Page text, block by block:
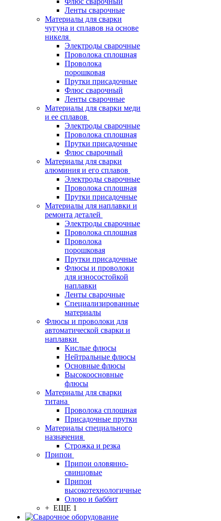
Ленты сварочные
Материалы для сварки
чугуна и сплавов на основе
никеля
Электроды сварочные
Проволока сплошная
Проволока
порошковая
Прутки присадочные
Флюс сварочный
Ленты сварочные
Материалы для сварки меди
и ее сплавов
Электроды сварочные
Проволока сплошная
Прутки присадочные
Флюс сварочный
Материалы для сварки
алюминия и его сплавов
Электроды сварочные
Проволока сплошная
Прутки присадочные
Материалы для наплавки и
ремонта деталей
Электроды сварочные
Проволока сплошная
Проволока
порошковая
Прутки присадочные
Флюсы и проволоки
для износостойкой
наплавки
Ленты сварочные
Специализированные
материалы
Флюсы и проволоки для
автоматической сварки и
наплавки
Кислые флюсы
Нейтральные флюсы
Основные флюсы
Высокоосновные
флюсы
Материалы для сварки
титана
Проволока сплошная
Присадочные прутки
Материалы специального
назначения
Строжка и резка
Припои
Припои оловянно-
свинцовые
Припои
высокотехнологичные
Олово и баббит
+ ЕЩЕ 1